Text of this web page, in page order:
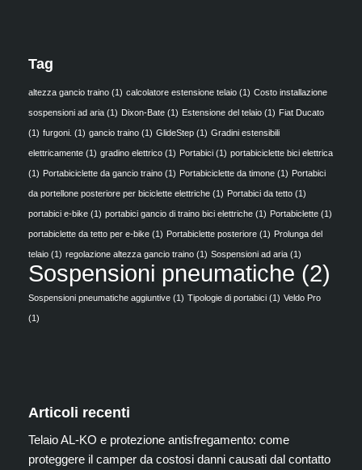
Tag
altezza gancio traino (1) calcolatore estensione telaio (1) Costo installazione
sospensioni ad aria (1) Dixon-Bate (1) Estensione del telaio (1) Fiat Ducato
(1) furgoni. (1) gancio traino (1) GlideStep (1) Gradini estensibili
elettricamente (1) gradino elettrico (1) Portabici (1) portabiciclette bici elettrica
(1) Portabiciclette da gancio traino (1) Portabiciclette da timone (1) Portabici
da portellone posteriore per biciclette elettriche (1) Portabici da tetto (1)
portabici e-bike (1) portabici gancio di traino bici elettriche (1) Portabiclette (1)
portabiclette da tetto per e-bike (1) Portabiclette posteriore (1) Prolunga del
telaio (1) regolazione altezza gancio traino (1) Sospensioni ad aria (1)
Sospensioni pneumatiche (2)
Sospensioni pneumatiche aggiuntive (1) Tipologie di portabici (1) Veldo Pro
(1)
Articoli recenti
Telaio AL-KO e protezione antisfregamento: come
proteggere il camper da costosi danni causati dal contatto